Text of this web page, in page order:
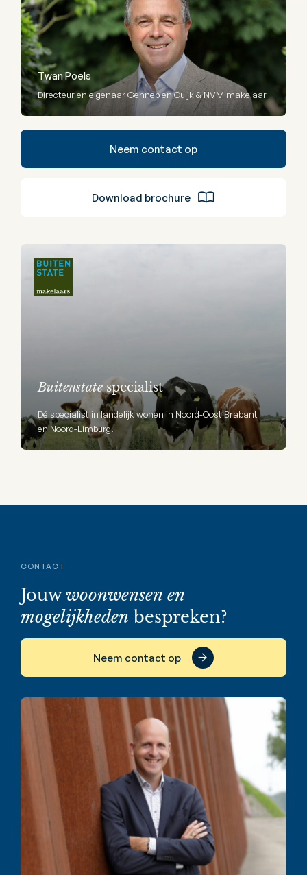
Twan Poels
Directeur en eigenaar Gennep en Cuijk & NVM makelaar
Neem contact op
Download brochure
Buitenstatespecialist
Dé specialist in landelijk wonen in Noord-Oost Brabant
en Noord-Limburg.
CONTACT
Jouwwoonwensen en
mogelijkheden bespreken?
Neem contact op